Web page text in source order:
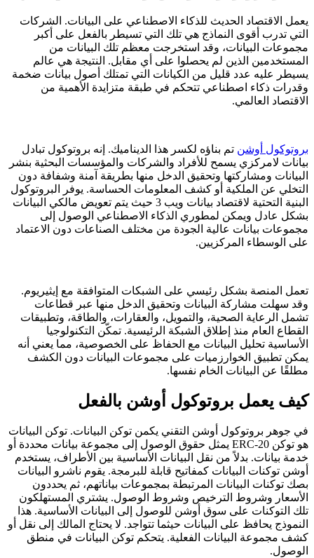
يعمل الاقتصاد الحديث للذكاء الاصطناعي على البيانات. الشركات
التي تدرب أقوى النماذج هي تلك التي تسيطر بالفعل على أكبر
مجموعات البيانات، وقد استخرجت معظم تلك البيانات من
المستخدمين الذين لم يحصلوا على أي مقابل. النتيجة هي عالم
يسيطر عليه عدد قليل من الكيانات التي تمتلك أصول بيانات ضخمة
وقدرات ذكاء اصطناعي تتحكم في طبقة متزايدة الأهمية من
الاقتصاد العالمي.
بروتوكول أوشن تم بناؤه لكسر هذا الديناميك. إنه بروتوكول تبادل
بيانات لامركزي يسمح للأفراد والشركات والمؤسسات البحثية بنشر
البيانات ومشاركتها وتحقيق الدخل منها بطريقة آمنة وشفافة دون
التخلي عن الملكية أو كشف المعلومات الحساسة. يوفر البروتوكول
البنية التحتية لاقتصاد بيانات ويب 3 حيث يتم تعويض مالكي البيانات
بشكل عادل ويمكن لمطوري الذكاء الاصطناعي الوصول إلى
مجموعات بيانات عالية الجودة من مختلف الصناعات دون الاعتماد
على الوسطاء المركزيين.
تعمل المنصة بشكل رئيسي على الشبكات المتوافقة مع إيثيريوم.
وقد سهلت مشاركة البيانات وتحقيق الدخل منها عبر قطاعات
تشمل الرعاية الصحية، والتمويل، والعقارات، والطاقة، وتطبيقات
القطاع العام منذ إطلاق الشبكة الرئيسية. تمكّن التكنولوجيا
الأساسية تحليل البيانات مع الحفاظ على الخصوصية، مما يعني أنه
يمكن تطبيق الخوارزميات على مجموعات البيانات دون الكشف
مطلقًا عن البيانات الخام نفسها.
كيف يعمل بروتوكول أوشن بالفعل
في جوهر بروتوكول أوشن التقني يكمن توكن البيانات. توكن البيانات
هو توكن ERC-20 يمثل حقوق الوصول إلى مجموعة بيانات محددة أو
خدمة بيانات. بدلاً من نقل البيانات الأساسية بين الأطراف، يستخدم
أوشن توكنات البيانات كمفاتيح قابلة للبرمجة. يقوم ناشرو البيانات
بصك توكنات البيانات المرتبطة بمجموعات بياناتهم، ثم يحددون
الأسعار وشروط الترخيص وشروط الوصول. يشتري المستهلكون
تلك التوكنات على سوق أوشن للوصول إلى البيانات الأساسية. هذا
النموذج يحافظ على البيانات حيثما تتواجد. لا يحتاج المالك إلى نقل أو
كشف مجموعة البيانات الفعلية. يتحكم توكن البيانات في منطق
الوصول.